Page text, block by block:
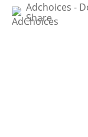
Adchoices -
Share